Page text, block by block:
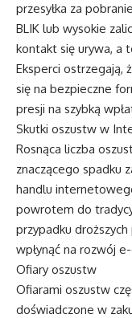
przesyłka za
BLIK lub wysokie
kontakt się urywa, a
Eksperci ostrzegają,
się na bezpieczne
presji na szybką
Skutki oszustw w
Rosnąca liczba
znaczącego spadku
handlu
powrotem do
przypadku
wpłynąć na rozwój
Ofiary oszustw
Ofiarami oszustw
doświadczone w